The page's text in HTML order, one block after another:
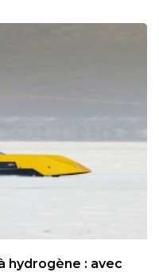
hydrogène : avec